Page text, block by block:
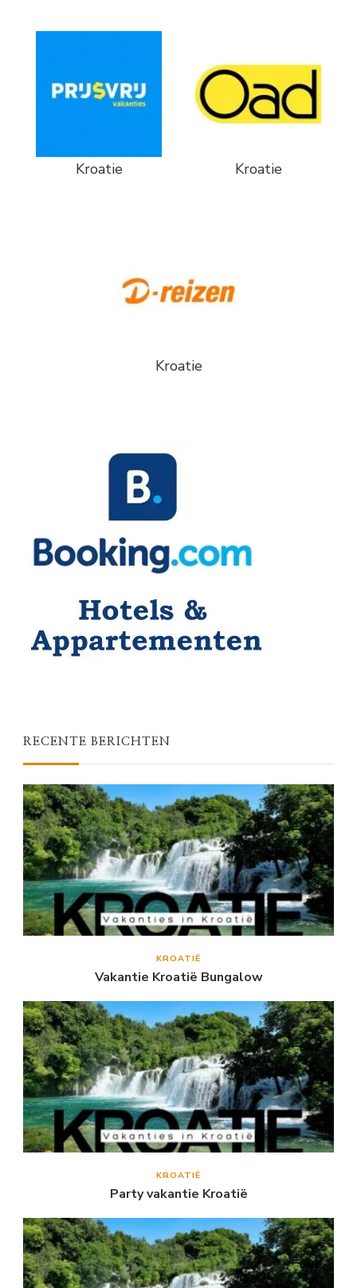
Kroatie Kroatie
Kroatie
RECENTE BERICHTEN
KROATIË
Vakantie Kroatië Bungalow
KROATIË
Party vakantie Kroatië